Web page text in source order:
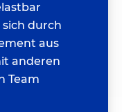
sich durch
aus
anderen
Team